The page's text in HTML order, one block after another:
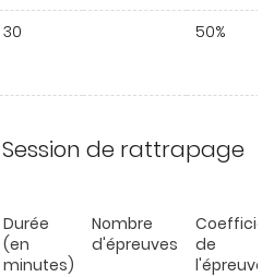
30 50%
de rattrapage
Durée
(en
minutes)
Nombre
d'épreuves
de
l'épreuve